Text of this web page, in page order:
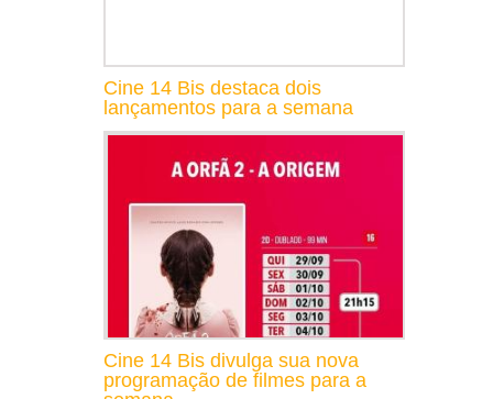
Cine 14 Bis destaca dois
lançamentos para a semana
Cine 14 Bis divulga sua nova
programação de filmes para a